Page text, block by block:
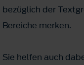
bezüglich der
Bereiche merken.
Sie helfen auch